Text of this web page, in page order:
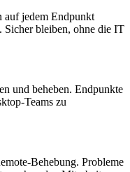
auf jedem Endpunkt
Sicher bleiben, ohne die IT
und beheben. Endpunkte
Teams zu
Behebung. Probleme